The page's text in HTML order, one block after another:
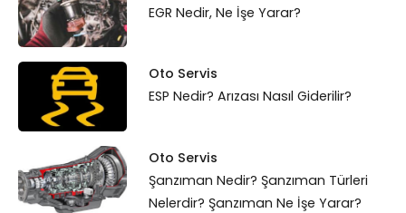
EGR Nedir, Ne İşe Yarar?
Oto Servis
ESP Nedir? Arızası Nasıl Giderilir?
Oto Servis
Şanzıman Nedir? Şanzıman Türleri
Nelerdir? Şanzıman Ne İşe Yarar?